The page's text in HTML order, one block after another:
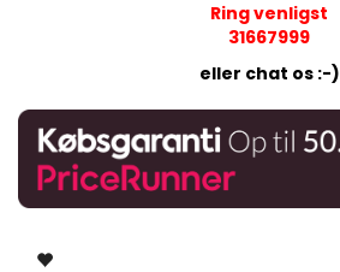
Ring venligst
31667999
eller chat os :-)